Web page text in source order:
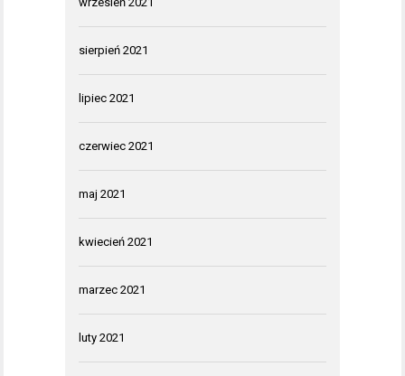
sierpień 2021
lipiec 2021
czerwiec 2021
maj 2021
kwiecień 2021
marzec 2021
luty 2021